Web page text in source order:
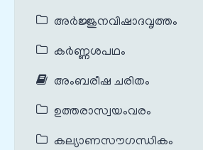
അർജ്ജുനവിഷാദവൃത്തം
കർണ്ണശപഥം
അംബരീഷ ചരിതം
ഉത്തരാസ്വയംവരം
കല്യാണസൗഗന്ധികം